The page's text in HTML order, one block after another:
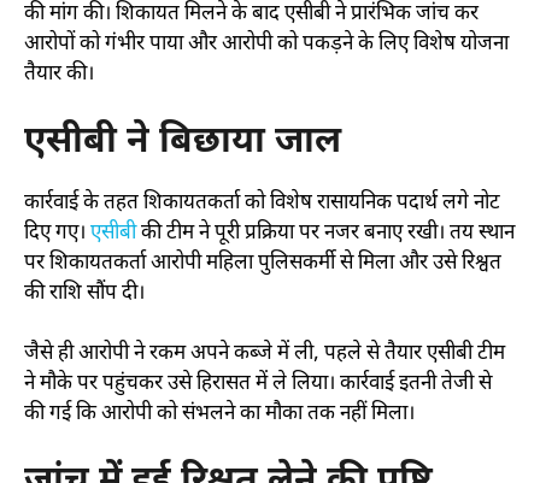
की मांग की। शिकायत मिलने के बाद एसीबी ने प्रारंभिक जांच कर
आरोपों को गंभीर पाया और आरोपी को पकड़ने के लिए विशेष योजना
तैयार की।
एसीबी ने बिछाया जाल
कार्रवाई के तहत शिकायतकर्ता को विशेष रासायनिक पदार्थ लगे नोट
दिए गए। एसीबीकी टीम ने पूरी प्रक्रिया पर नजर बनाए रखी। तय स्थान
पर शिकायतकर्ता आरोपी महिला पुलिसकर्मी से मिला और उसे रिश्वत
की राशि सौंप दी।
जैसे ही आरोपी ने रकम अपने कब्जे में ली, पहले से तैयार एसीबी टीम
ने मौके पर पहुंचकर उसे हिरासत में ले लिया। कार्रवाई इतनी तेजी से
की गई कि आरोपी को संभलने का मौका तक नहीं मिला।